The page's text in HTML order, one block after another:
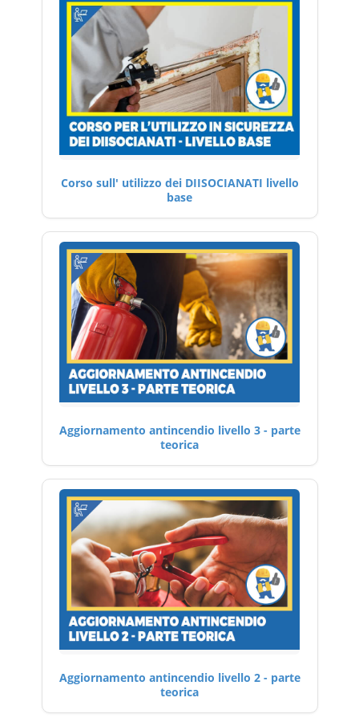
Corso sull' utilizzo dei DIISOCIANATI livello
base
Aggiornamento antincendio livello 3 - parte
teorica
Aggiornamento antincendio livello 2 - parte
teorica